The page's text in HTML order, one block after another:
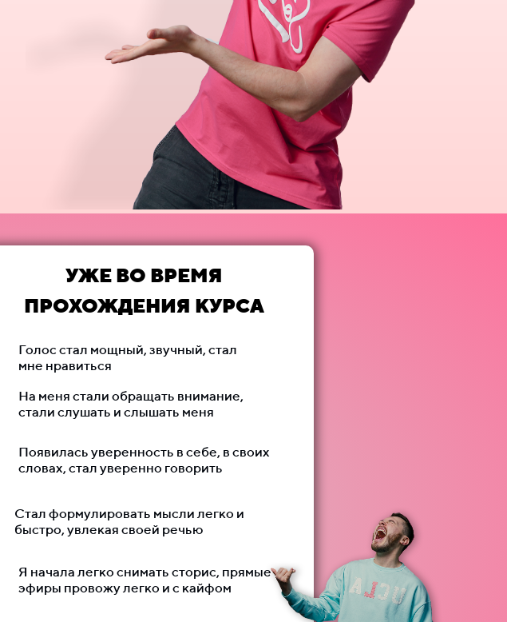
УЖЕ ВО ВРЕМЯ
ПРОХОЖДЕНИЯ КУРСА
Голос стал мощный, звучный, стал
мне нравиться
Стал формулировать мысли легко и
быстро, увлекая своей речью
Я начала легко снимать сторис, прямые
эфиры провожу легко и с кайфом
Появилась уверенность в себе, в своих
словах, стал уверенно говорить
На меня стали обращать внимание,
стали слушать и слышать меня